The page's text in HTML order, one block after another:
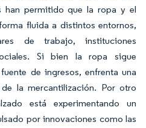
han permitido que la ropa y el
fluida a distintos entornos,
de trabajo, instituciones
Si bien la ropa sigue
de ingresos, enfrenta una
la mercantilización. Por otro
está experimentando un
por innovaciones como las